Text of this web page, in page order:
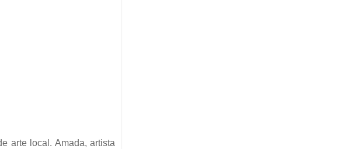
arte local. Amada, artista